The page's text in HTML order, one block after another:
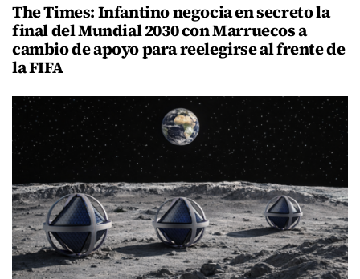
The Times: Infantino negocia en secreto la
final del Mundial 2030 con Marruecos a
cambio de apoyo para reelegirse al frente de
la FIFA